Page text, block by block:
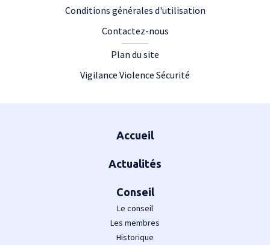
Conditions générales d'utilisation
Contactez-nous
Plan du site
Vigilance Violence Sécurité
Accueil
Actualités
Conseil
Le conseil
Les membres
Historique